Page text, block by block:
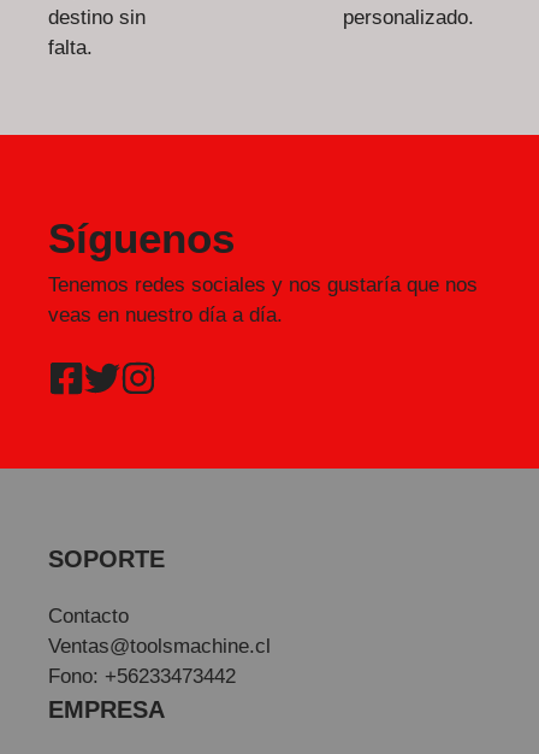
destino sin
falta.
personalizado.
Síguenos
Tenemos redes sociales y nos gustaría que nos
veas en nuestro día a día.
SOPORTE
Contacto
Ventas@toolsmachine.cl
Fono: +56233473442
EMPRESA